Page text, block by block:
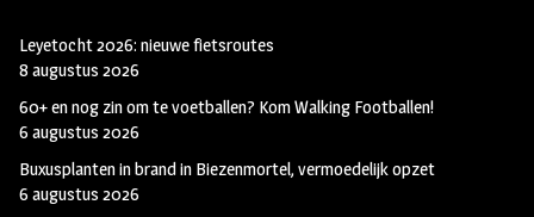
Leyetocht 2026: nieuwe fietsroutes
8 augustus 2026
60+ en nog zin om te voetballen? Kom Walking Footballen!
6 augustus 2026
Buxusplanten in brand in Biezenmortel, vermoedelijk opzet
6 augustus 2026